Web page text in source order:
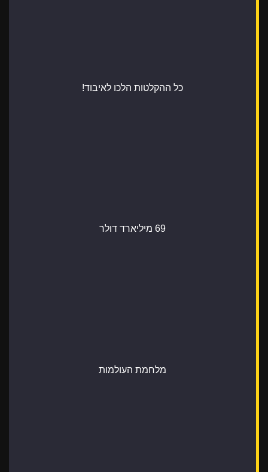
כל ההקלטות הלכו לאיבוד!
69 מיליארד דולר
מלחמת העולמות